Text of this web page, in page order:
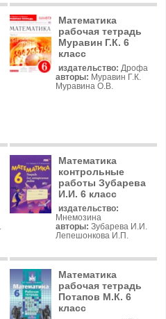
Математика
рабочая тетрадь
Муравин Г.К. 6
класс
издательство: Дрофа
авторы: Муравин Г.К.
Муравина О.В.
Математика
контрольные
работы Зубарева
И.И. 6 класс
издательство:
Мнемозина
авторы: Зубарева И.И.
Лепешонкова И.П.
Математика
рабочая тетрадь
Потапов М.К. 6
класс